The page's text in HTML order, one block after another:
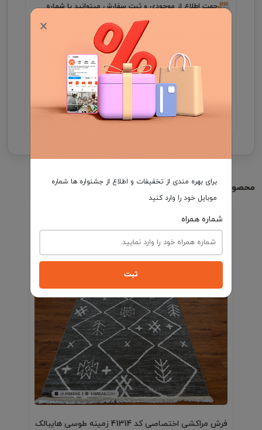
جهت اطلاع از موجودی و ثبت سفارش میتوانید با شماره
7 روز کاری و در غیر این صورت ۲5 الی 35 روز کاری
می باشد.
هزینه ارسال برعهده مشتری
محصولات مشابه
فرش مراکشی اختصاصی کد 41314 زمینه طوسی هایبالک
×
برای بهره مندی از تخفیفات و اطلاع از جشنواره ها شماره
موبایل خود را وارد کنید
شماره همراه
ثبت